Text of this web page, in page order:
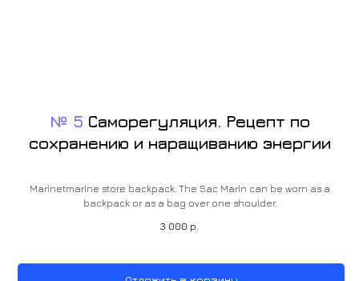
№ 5 Саморегуляция. Рецепт по
сохранению и наращиванию энергии
Marinetmarine store backpack. The Sac Marin can be worn as a
backpack or as a bag over one shoulder.
3 000 р.